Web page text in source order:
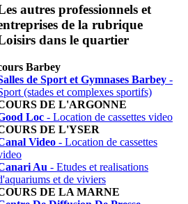
autres professionnels et
de la rubrique
dans le quartier
Barbey
de Sport et Gymnases Barbey -
(stades et complexes sportifs)
DE L'ARGONNE
Loc - Location de cassettes video
DE L'YSER
Video - Location de cassettes
Au - Etudes et realisations
et de viviers
DE LA MARNE